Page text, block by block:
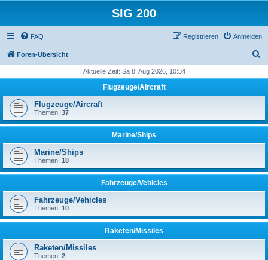
SIG 200
FAQ Anmelden
Registrieren
Foren-Übersicht
h
Aktuelle Zeit: Sa 8. Aug 2026, 10:34
Flugzeuge/Aircraft
Flugzeuge/Aircraft
Themen: 37
Marine/Ships
Marine/Ships
Themen: 18
Fahrzeuge/Vehicles
Fahrzeuge/Vehicles
Themen: 10
Raketen/Missiles
Raketen/Missiles
Themen: 2